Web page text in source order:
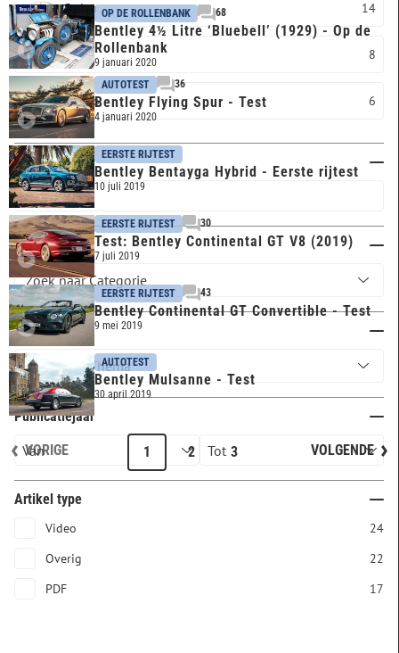
Sedan 14
SUV 8
Cabrio 6
Trefwoord
Categorie
Thema
Publicatiejaar
Artikel type
Video
24
Overig
22
PDF
17
OP DE ROLLENBANK 68
Bentley 4½ Litre ‘Bluebell’ (1929) - Op de
Rollenbank
9 januari 2020
AUTOTEST
36
Bentley Flying Spur - Test
4 januari 2020
EERSTE RIJTEST
Bentley Bentayga Hybrid - Eerste rijtest
10 juli 2019
EERSTE RIJTEST 30
Test: Bentley Continental GT V8 (2019)
7 juli 2019
EERSTE RIJTEST 43
Bentley Continental GT Convertible - Test
9 mei 2019
AUTOTEST
Bentley Mulsanne - Test
30 april 2019
VORIGE VOLGENDE
1 2 3